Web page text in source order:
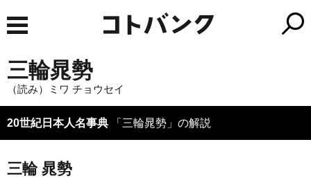
三輪晁勢
（読み）ミワ チョウセイ
20世紀日本人名事典 「三輪晁勢」の解説
三輪 晁勢